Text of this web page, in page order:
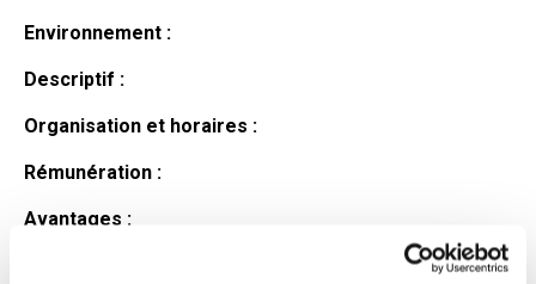
Environnement :
Descriptif :
Organisation et horaires :
Rémunération :
Avantages :